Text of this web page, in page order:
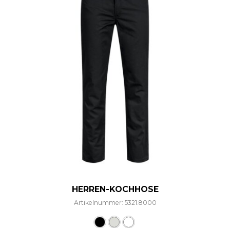
HERREN-KOCHHOSE
Artikelnummer: 5321.8000